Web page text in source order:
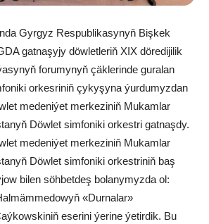
Gyrgyz Respublikasynyň Bişkek
gatnaşyjy döwletleriň XIX döredijilik
forumynyň çäklerinde guralan
orkesriniň çykyşyna ýurdumyzdan
medeniýet merkeziniň Mukamlar
Döwlet simfoniki orkestri gatnaşdy.
medeniýet merkeziniň Mukamlar
Döwlet simfoniki orkestriniň baş
bilen söhbetdeş bolanymyzda ol:
«Durnalar»
eserini ýerine ýetirdik. Bu